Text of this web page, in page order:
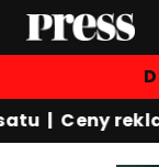
| Ceny